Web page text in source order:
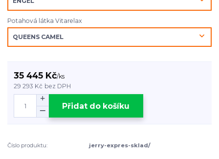
Potahová látka Vitarelax
35 445 Kč/ks
29 293 Kč bez DPH
Přidat do košíku
Číslo produktu: jerry-expres-sklad/